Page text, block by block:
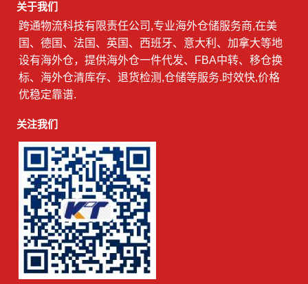
关于我们
跨通物流科技有限责任公司,专业海外仓储服务商,在美
国、德国、法国、英国、西班牙、意大利、加拿大等地
设有海外仓，提供海外仓一件代发、FBA中转、移仓换
标、海外仓清库存、退货检测,仓储等服务.时效快,价格
优稳定靠谱.
关注我们